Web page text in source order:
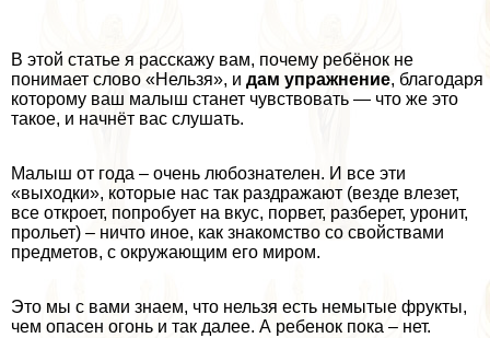
В этой статье я расскажу вам, почему ребёнок не
понимает слово «Нельзя», и дам упражнение, благодаря
которому ваш малыш станет чувствовать — что же это
такое, и начнёт вас слушать.
Малыш от года – очень любознателен. И все эти
«выходки», которые нас так раздражают (везде влезет,
все откроет, попробует на вкус, порвет, разберет, уронит,
прольет) – ничто иное, как знакомство со свойствами
предметов, с окружающим его миром.
Это мы с вами знаем, что нельзя есть немытые фрукты,
чем опасен огонь и так далее. А ребенок пока – нет.